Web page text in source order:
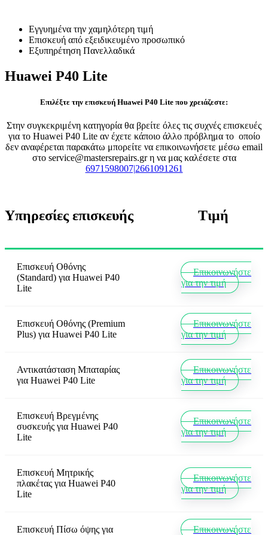
Εγγυημένα την χαμηλότερη τιμή
Επισκευή από εξειδικευμένο προσωπικό
Εξυπηρέτηση Πανελλαδικά
Huawei P40 Lite
Επιλέξτε την επισκευή Huawei P40 Lite που χρειάζεστε:
Στην συγκεκριμένη κατηγορία θα βρείτε όλες τις συχνές επισκευές
για το Huawei P40 Lite αν έχετε κάποιο άλλο πρόβλημα το οποίο
δεν αναφέρεται παρακάτω μπορείτε να επικοινωνήσετε μέσω email
στο service@mastersrepairs.gr η να μας καλέσετε στα
6971598007|2661091261
Υπηρεσίες επισκευής Τιμή
Επισκευή Οθόνης
(Standard) για Huawei P40
Lite
Επικοινωνήστε
για την τιμή
Επισκευή Οθόνης (Premium
Plus) για Huawei P40 Lite
Επικοινωνήστε
για την τιμή
Αντικατάσταση Μπαταρίας
για Huawei P40 Lite
Επικοινωνήστε
για την τιμή
Επισκευή Βρεγμένης
συσκευής για Huawei P40
Lite
Επικοινωνήστε
για την τιμή
Επισκευή Μητρικής
πλακέτας για Huawei P40
Lite
Επικοινωνήστε
για την τιμή
Επισκευή Πίσω όψης για Επικοινωνήστε